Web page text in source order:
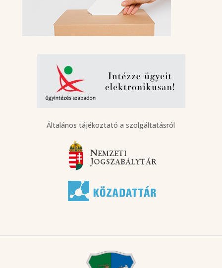
Általános tájékoztató a szolgáltatásról